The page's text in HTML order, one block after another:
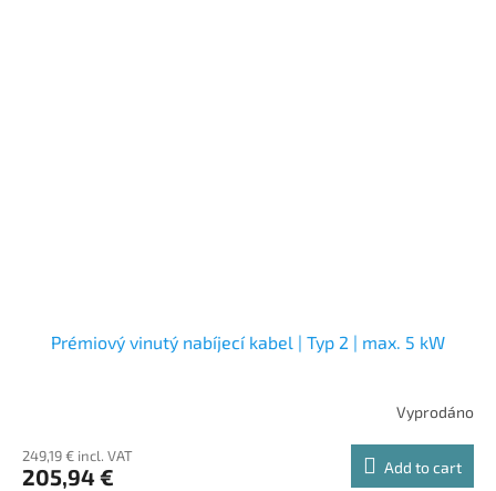
Prémiový vinutý nabíjecí kabel | Typ 2 | max. 5 kW
Vyprodáno
249,19 € incl. VAT
205,94 € Add to cart